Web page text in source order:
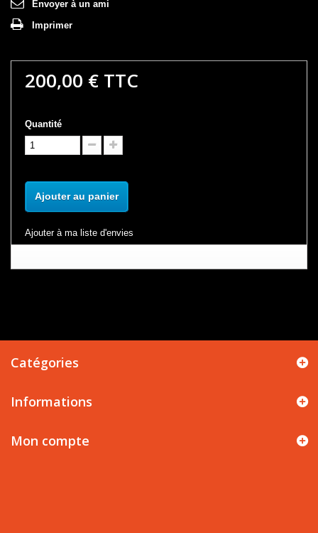
Envoyer à un ami
Imprimer
200,00 € TTC
Quantité
Ajouter au panier
Ajouter à ma liste d'envies
Catégories
Informations
Mon compte